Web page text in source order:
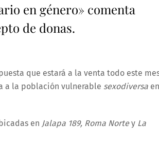
en género» comenta
de donas.
que estará a la venta todo este
a la población vulnerable sexodiversa
en Jalapa 189, Roma Nortey La